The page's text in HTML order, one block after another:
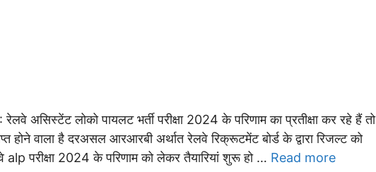
असिस्टेंट लोको पायलट भर्ती परीक्षा 2024 के परिणाम का प्रतीक्षा कर रहे हैं तो
होने वाला है दरअसल आरआरबी अर्थात रेलवे रिक्रूटमेंट बोर्ड के द्वारा रिजल्ट को
alp परीक्षा 2024 के परिणाम को लेकर तैयारियां शुरू हो … Read more